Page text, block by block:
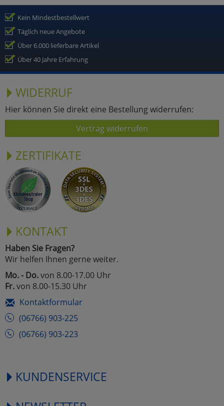
Kein Mindestbestellwert
Täglich neue Angebote
Über 6.000 lieferbare Artikel
Über 40 Jahre Erfahrung
WIDERRUF
Hier können Sie direkt eine Bestellung widerrufen:
Vertrag widerrufen
ZERTIFIKATE
KONTAKT
Haben Sie Fragen?
Wir helfen Ihnen gerne weiter.
Mo. - Do.von 8.00-17.00 Uhr
Fr.von 8.00-15.30 Uhr
Kontaktformular
(06766) 903-225
(06766) 903-223
KUNDENSERVICE